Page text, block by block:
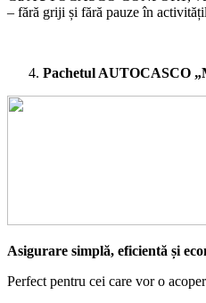
– fără griji și fără pauze în
Pachetul AUTOCASCO
Asigurare simplă, eficientă și
Perfect pentru cei care vor o